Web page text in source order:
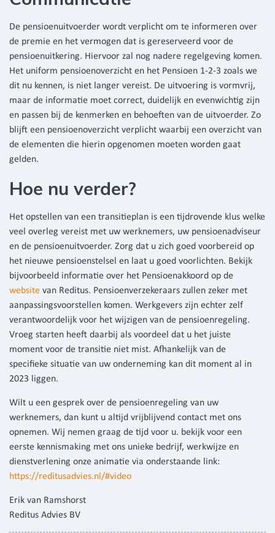
De pensioenuitvoerder wordt verplicht om te informeren over
de premie en het vermogen dat is gereserveerd voor de
pensioenuitkering. Hiervoor zal nog nadere regelgeving komen.
Het uniform pensioenoverzicht en het Pensioen 1-2-3 zoals we
dit nu kennen, is niet langer vereist. De uitvoering is vormvrij,
maar de informatie moet correct, duidelijk en evenwichtig zijn
en passen bij de kenmerken en behoeften van de uitvoerder. Zo
blijft een pensioenoverzicht verplicht waarbij een overzicht van
de elementen die hierin opgenomen moeten worden gaat
gelden.
Hoe nu verder?
Het opstellen van een transitieplan is een tijdrovende klus welke
veel overleg vereist met uw werknemers, uw pensioenadviseur
en de pensioenuitvoerder. Zorg dat u zich goed voorbereid op
het nieuwe pensioenstelsel en laat u goed voorlichten. Bekijk
bijvoorbeeld informatie over het Pensioenakkoord op de
website van Reditus. Pensioenverzekeraars zullen zeker met
aanpassingsvoorstellen komen. Werkgevers zijn echter zelf
verantwoordelijk voor het wijzigen van de pensioenregeling.
Vroeg starten heeft daarbij als voordeel dat u het juiste
moment voor de transitie niet mist. Afhankelijk van de
specifieke situatie van uw onderneming kan dit moment al in
2023 liggen.
Wilt u een gesprek over de pensioenregeling van uw
werknemers, dan kunt u altijd vrijblijvend contact met ons
opnemen. Wij nemen graag de tijd voor u. bekijk voor een
eerste kennismaking met ons unieke bedrijf, werkwijze en
dienstverlening onze animatie via onderstaande link:
https://reditusadvies.nl/#video
Erik van Ramshorst
Reditus Advies BV